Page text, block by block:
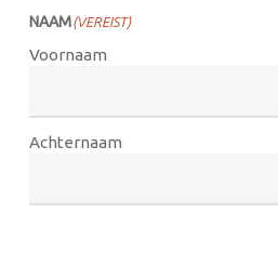
NAAM(VEREIST)
Voornaam
Achternaam